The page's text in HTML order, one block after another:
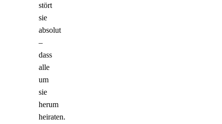
stört
sie
absolut
–
dass
alle
um
sie
herum
heiraten.